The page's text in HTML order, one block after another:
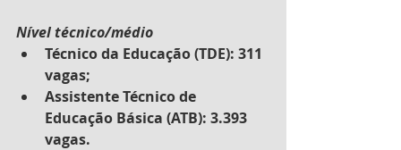
Nível técnico/médio
Técnico da Educação (TDE): 311
vagas;
Assistente Técnico de
Educação Básica (ATB): 3.393
vagas.